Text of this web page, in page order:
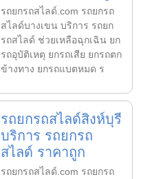
รถยกรถสไลด์.com รถยกรถ
สไลด์บางเขน บริการ รถยก
รถสไลด์ ช่วยเหลือฉุกเฉิน ยก
รถอุบัติเหตุ ยกรถเสีย ยกรถตก
ข้างทาง ยกรถแบตหมด ร
รถยกรถสไลด์สิงห์บุรี
บริการ รถยกรถ
สไลด์ ราคาถูก
รถยกรถสไลด์.com รถยกรถ